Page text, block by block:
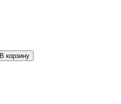
В корзину